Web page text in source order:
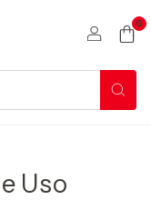
0
Uso